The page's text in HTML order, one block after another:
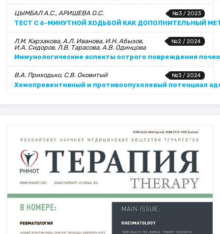
№3 / 2023
ЦЫМБАЛ А.C., АРИШЕВА О.С.
ТЕСТ С 6-МИНУТНОЙ ХОДЬБОЙ КАК ДОПОЛНИТЕЛЬНЫЙ
№2 / 2024
Л.М. Карзакова, А.Л. Иванова, И.Н. Абызов,
И.А. Сидоров, Л.В. Тарасова, А.В. Одинцова
Иммунологические аспекты острого повреждения
№3 / 2024
В.А. Приходько, С.В. Оковитый
Хемопревентивный и противоопухолевый потенциал